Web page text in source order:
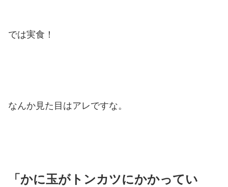
では実食！
なんか見た目はアレですな。
「かに玉がトンカツにかかってい